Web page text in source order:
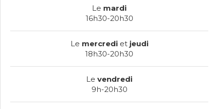
Le mardi
16h30-20h30
Le mercrediet jeudi
18h30-20h30
Le vendredi
9h-20h30